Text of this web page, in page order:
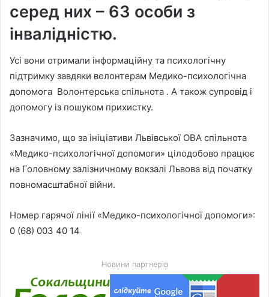
серед них – 63 особи з
інвалідністю.
Усі вони отримали інформаційну та психологічну
підтримку завдяки волонтерам Медико-психологічна
допомога ️ Волонтерська спільнота ️. А також супровід і
допомогу із пошуком прихистку.
Зазначимо, що за ініціативи Львівської ОВА спільнота
«Медико-психологічної допомоги» цілодобово працює
на Головному залізничному вокзалі Львова від початку
повномасштабної війни.
Номер гарячої лінії «Медико-психологічної допомоги»:
0 (68) 003 40 14
Новини партнерів